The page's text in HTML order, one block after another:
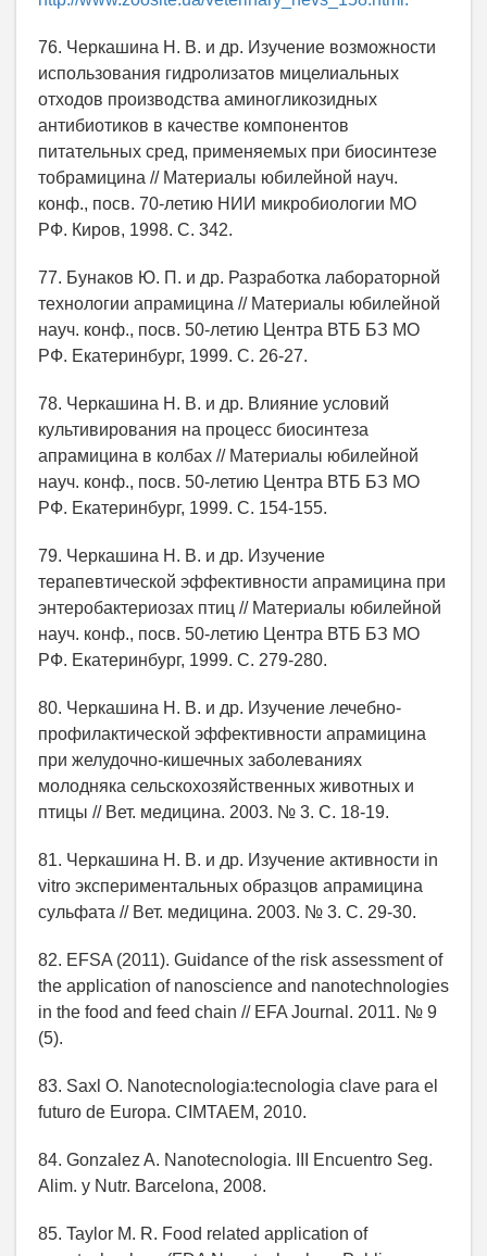
76. Черкашина Н. В. и др. Изучение возможности
использования гидролизатов мицелиальных
отходов производства аминогликозидных
антибиотиков в качестве компонентов
питательных сред, применяемых при биосинтезе
тобрамицина // Материалы юбилейной науч.
конф., посв. 70-летию НИИ микробиологии МО
РФ. Киров, 1998. С. 342.
77. Бунаков Ю. П. и др. Разработка лабораторной
технологии апрамицина // Материалы юбилейной
науч. конф., посв. 50-летию Центра ВТБ БЗ МО
РФ. Екатеринбург, 1999. С. 26-27.
78. Черкашина Н. В. и др. Влияние условий
культивирования на процесс биосинтеза
апрамицина в колбах // Материалы юбилейной
науч. конф., посв. 50-летию Центра ВТБ БЗ МО
РФ. Екатеринбург, 1999. С. 154-155.
79. Черкашина Н. В. и др. Изучение
терапевтической эффективности апрамицина при
энтеробактериозах птиц // Материалы юбилейной
науч. конф., посв. 50-летию Центра ВТБ БЗ МО
РФ. Екатеринбург, 1999. С. 279-280.
80. Черкашина Н. В. и др. Изучение лечебно-
профилактической эффективности апрамицина
при желудочно-кишечных заболеваниях
молодняка сельскохозяйственных животных и
птицы // Вет. медицина. 2003. № 3. С. 18-19.
81. Черкашина Н. В. и др. Изучение активности in
vitro экспериментальных образцов апрамицина
сульфата // Вет. медицина. 2003. № 3. С. 29-30.
82. EFSA (2011). Guidance of the risk assessment of
the application of nanoscience and nanotechnologies
in the food and feed chain // EFA Journal. 2011. № 9
(5).
83. Saxl O. Nanotecnologia:tecnologia clave para el
futuro de Europa. CIMTAEM, 2010.
84. Gonzalez A. Nanotecnologia. III Encuentro Seg.
Alim. y Nutr. Barcelona, 2008.
85. Taylor M. R. Food related application of